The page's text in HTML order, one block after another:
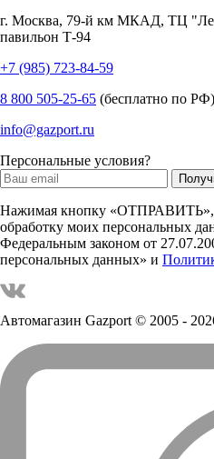
г. Москва, 79-й км МКАД, ТЦ
павильон Т-94
+7 (985) 723-84-59
8 800 505-25-65 (бесплатно по РФ)
info@gazport.ru
Персональные условия?
Нажимая кнопку «ОТПРАВИТЬ»,
обработку моих персональных
Федеральным законом от
персональных данных» и
Автомагазин Gazport© 2005 -